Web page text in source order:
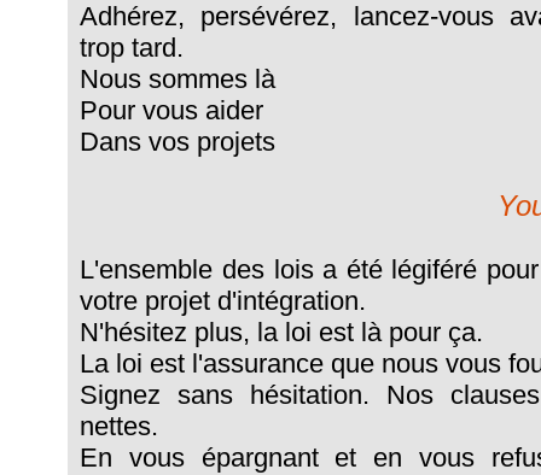
Adhérez, persévérez, lancez-vous
trop tard.
Nous sommes là
Pour vous aider
Dans vos projets
L'ensemble des lois a été légiféré
votre projet d'intégration.
N'hésitez plus, la loi est là pour ça.
La loi est l'assurance que nous vous
Signez sans hésitation. Nos
nettes.
En vous épargnant et en vous